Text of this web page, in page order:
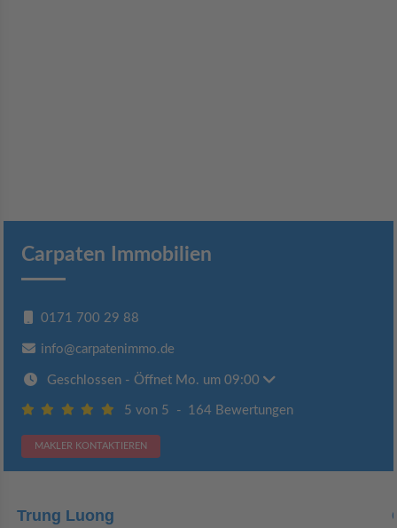
Carpaten Immobilien
0171 700 29 88
info@carpatenimmo.de
Geschlossen - Öffnet Mo. um 09:00
5 von 5 - 164 Bewertungen
MAKLER KONTAKTIEREN